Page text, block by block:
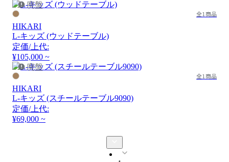
廃盤
全1商品
HIKARI
L-キッズ (ウッドテーブル)
定価/上代:
¥105,000 ~
廃盤
全1商品
HIKARI
L-キッズ (スチールテーブル9090)
定価/上代:
¥69,000 ~